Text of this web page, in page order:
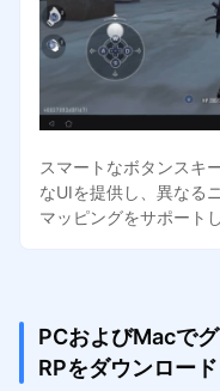
スマートなボタンスキ
なUIを提供し、異なる
マッピングをサポート
PCおよびMacで
RPをダウンロー